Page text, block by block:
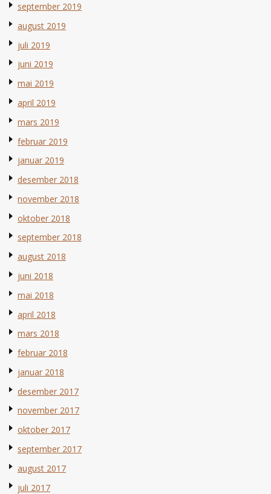
september 2019
august 2019
juli 2019
juni 2019
mai 2019
april 2019
mars 2019
februar 2019
januar 2019
desember 2018
november 2018
oktober 2018
september 2018
august 2018
juni 2018
mai 2018
april 2018
mars 2018
februar 2018
januar 2018
desember 2017
november 2017
oktober 2017
september 2017
august 2017
juli 2017